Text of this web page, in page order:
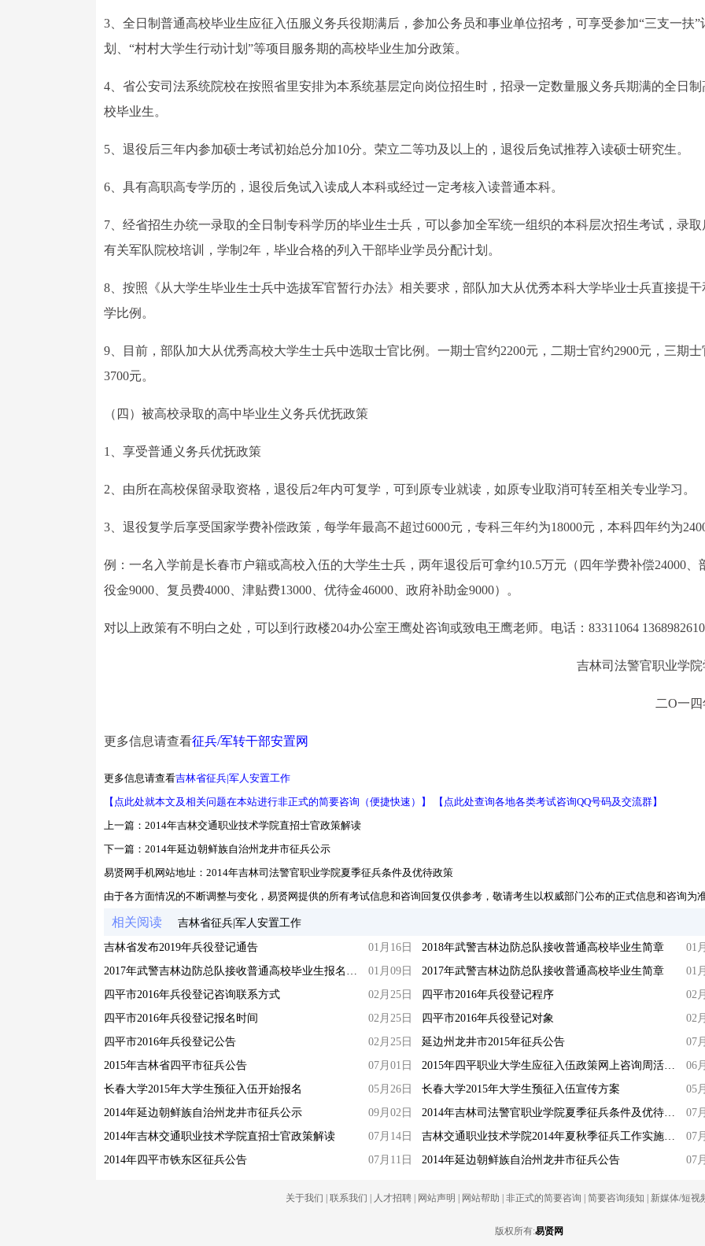
3、全日制普通高校毕业生应征入伍服义务兵役期满后，参加公务员和事业单位招考，可享受参加“三支一扶”
划、“村村大学生行动计划”等项目服务期的高校毕业生加分政策。
4、省公安司法系统院校在按照省里安排为本系统基层定向岗位招生时，招录一定数量服义务兵期满的全日制
校毕业生。
5、退役后三年内参加硕士考试初始总分加10分。荣立二等功及以上的，退役后免试推荐入读硕士研究生。
6、具有高职高专学历的，退役后免试入读成人本科或经过一定考核入读普通本科。
7、经省招生办统一录取的全日制专科学历的毕业生士兵，可以参加全军统一组织的本科层次招生考试，录取
有关军队院校培训，学制2年，毕业合格的列入干部毕业学员分配计划。
8、按照《从大学生毕业生士兵中选拔军官暂行办法》相关要求，部队加大从优秀本科大学毕业士兵直接提干
学比例。
9、目前，部队加大从优秀高校大学生士兵中选取士官比例。一期士官约2200元，二期士官约2900元，三期士
3700元。
（四）被高校录取的高中毕业生义务兵优抚政策
1、享受普通义务兵优抚政策
2、由所在高校保留录取资格，退役后2年内可复学，可到原专业就读，如原专业取消可转至相关专业学习。
3、退役复学后享受国家学费补偿政策，每学年最高不超过6000元，专科三年约为18000元，本科四年约为
例：一名入学前是长春市户籍或高校入伍的大学生士兵，两年退役后可拿约10.5万元（四年学费补偿24000、
役金9000、复员费4000、津贴费13000、优待金46000、政府补助金9000）。
对以上政策有不明白之处，可以到行政楼204办公室王鹰处咨询或致电王鹰老师。电话：83311064
吉林司法警官职业学院
二O一四
更多信息请查看征兵/军转干部安置网
更多信息请查看吉林省征兵|军人安置工作
【点此处就本文及相关问题在本站进行非正式的简要咨询（便捷快速）】
【点此处查询各地各类考试咨询QQ号码及交流群】
上一篇： 2014年吉林交通职业技术学院直招士官政策解读
下一篇： 2014年延边朝鲜族自治州龙井市征兵公示
易贤网手机网站地址： 2014年吉林司法警官职业学院夏季征兵条件及优待政策
由于各方面情况的不断调整与变化，易贤网提供的所有考试信息和咨询回复仅供参考，敬请考生以权威部门公布的正式信息和咨询为
相关阅读 吉林省征兵|军人安置工作
吉林省发布2019年兵役登记通告 01月16日 2018年武警吉林边防总队接收普通高校毕业生简章
01
2017年武警吉林边防总队接收普通高校毕业生报名时间
01月09日 2017年武警吉林边防总队接收普通高校毕业生简章
01
四平市2016年兵役登记咨询联系方式
02月25日 四平市2016年兵役登记程序
02
四平市2016年兵役登记报名时间
02月25日 四平市2016年兵役登记对象
02
四平市2016年兵役登记公告
02月25日 延边州龙井市2015年征兵公告
07
2015年吉林省四平市征兵公告
07月01日 2015年四平职业大学生应征入伍政策网上咨询周活动通知
06
长春大学2015年大学生预征入伍开始报名
05月26日 长春大学2015年大学生预征入伍宣传方案
05
2014年延边朝鲜族自治州龙井市征兵公示
09月02日 2014年吉林司法警官职业学院夏季征兵条件及优待政策
07
2014年吉林交通职业技术学院直招士官政策解读
07月14日 吉林交通职业技术学院2014年夏秋季征兵工作实施方案
07
2014年四平市铁东区征兵公告
07月11日 2014年延边朝鲜族自治州龙井市征兵公告 07
关于我们 联系我们 人才招聘| 网站声明 网站帮助 非正式的简要咨询 简要咨询须知 新媒体/短视
版权所有:易贤网